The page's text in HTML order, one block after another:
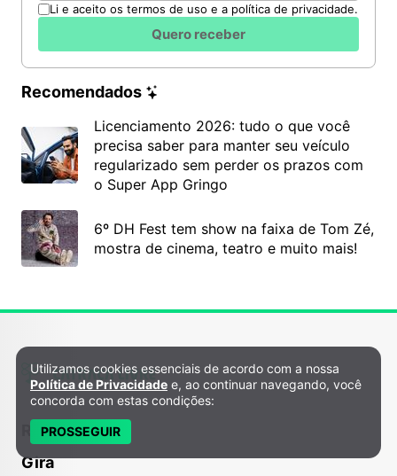
Li e aceito os termos de uso e a política de privacidade.
Quero receber
Recomendados
Licenciamento 2026: tudo o que você
precisa saber para manter seu veículo
regularizado sem perder os prazos com
o Super App Gringo
6º DH Fest tem show na faixa de Tom Zé,
mostra de cinema, teatro e muito mais!
Receitas
Gira
Política de Privacidade e Cookies
Utilizamos cookies essenciais de acordo com a nossa
Política de Privacidade e, ao continuar navegando, você
concorda com estas condições:
PROSSEGUIR